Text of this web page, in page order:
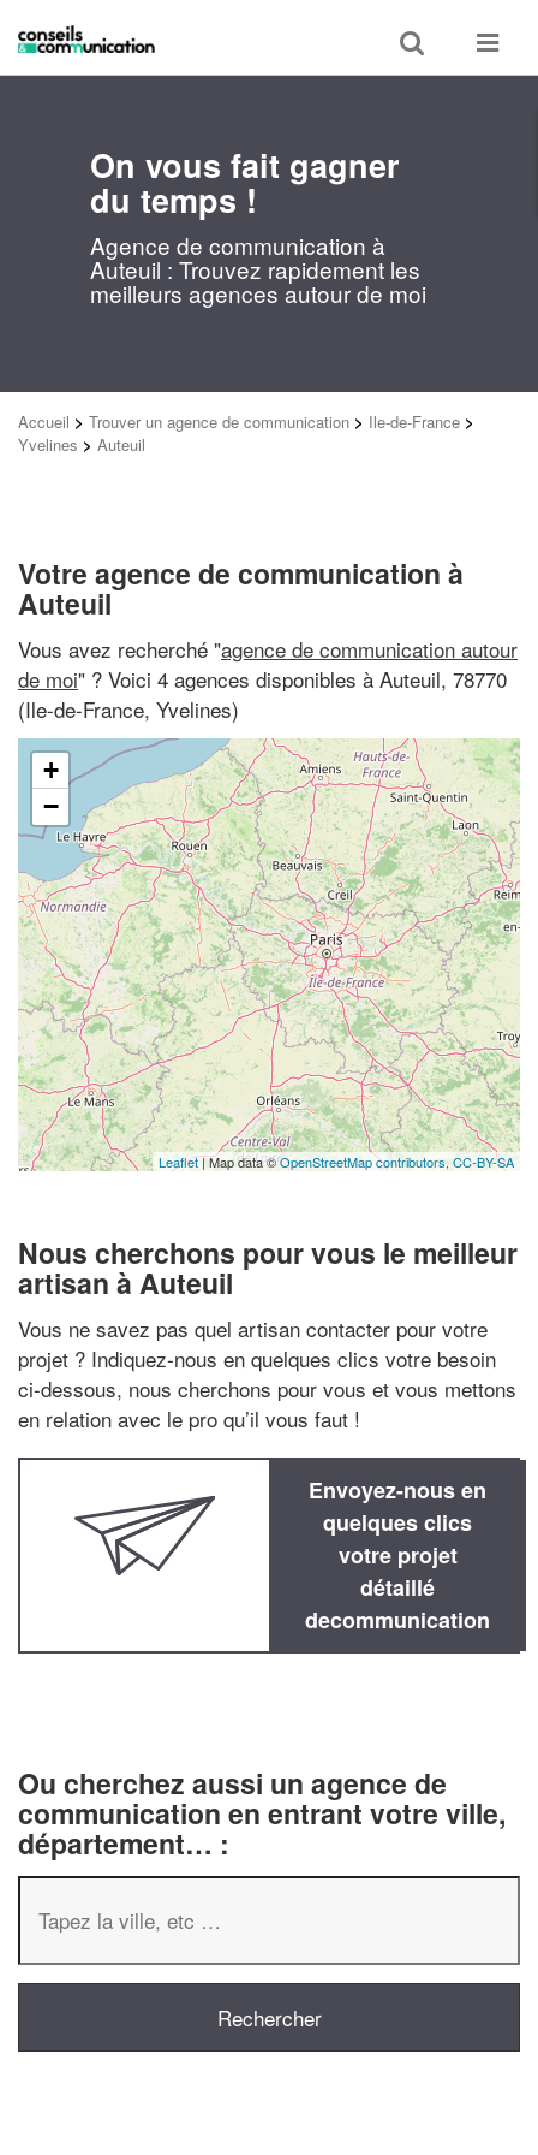
Toggle
search
Toggle
On vous fait gagner
du temps !
Agence de communication à
Auteuil : Trouvez rapidement les
meilleurs agences autour de moi
Accueil > Trouver un agence de communication > Ile-de-France >
Yvelines > Auteuil
Votre agence de communication à
Auteuil
Vous avez recherché "agence de communication autour
de moi" ? Voici 4 agences disponibles à Auteuil, 78770
(Ile-de-France, Yvelines)
+
−
Leaflet| Map data ©OpenStreetMap contributors, CC-BY-SA
Nous cherchons pour vous le meilleur
artisan à Auteuil
Vous ne savez pas quel artisan contacter pour votre
projet ? Indiquez-nous en quelques clics votre besoin
ci-dessous, nous cherchons pour vous et vous mettons
en relation avec le pro qu’il vous faut !
Envoyez-nous en
quelques clics
votre projet
détaillé
decommunication
Ou cherchez aussi un agence de
communication en entrant votre ville,
département… :